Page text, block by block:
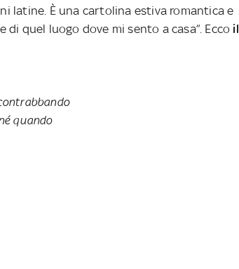
latine. È una cartolina estiva romantica e
quel luogo dove mi sento a casa”. Ecco il
quando